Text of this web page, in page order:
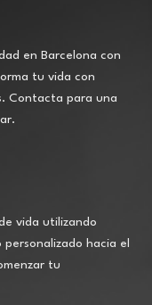
en Barcelona con
tu vida con
Contacta para una
vida utilizando
hacia el
tu